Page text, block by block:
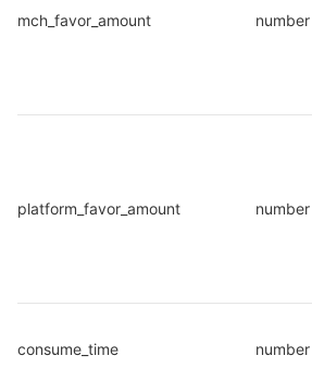
mch_favor_amount number
platform_favor_amount number
consume_time number